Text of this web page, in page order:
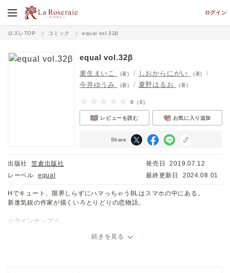
ログイン
ロズレTOP コミック equal vol.32β
equal vol.32β
麦生まいこ (著) しおからにがい (著)
今井ゆうみ (著) 夏野はるお (著)
0 （0）
レビューを読む お気に入り追加
Share
出版社
笠倉出版社
レーベル
equal
発売日
2019.07.12
最終更新日
2024.08.01
Hでキュート、限界しらずにハマっちゃうBLはスマホの中にある。
新進気鋭の作家が描くいろとりどりの恋物語。
☆ラインナップ☆
麦生まいこ「きみは夜に嘘を吐く」vol.2
続きを見る